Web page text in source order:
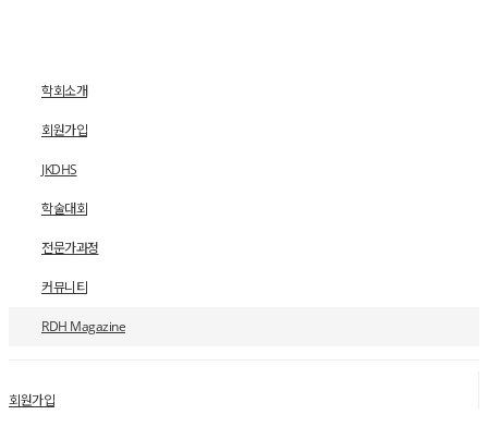
학회소개
회원가입
JKDHS
학술대회
전문가과정
커뮤니티
RDH Magazine
회원가입